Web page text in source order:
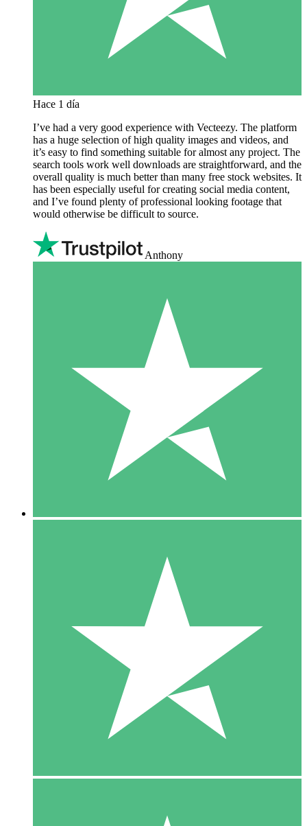
Hace 1 día
I’ve had a very good experience with Vecteezy. The platform
has a huge selection of high quality images and videos, and
it’s easy to find something suitable for almost any project. The
search tools work well downloads are straightforward, and the
overall quality is much better than many free stock websites. It
has been especially useful for creating social media content,
and I’ve found plenty of professional looking footage that
would otherwise be difficult to source.
Anthony